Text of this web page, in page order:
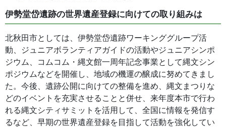
伊勢堂岱遺跡の世界遺産登録に向けての取り組みは
北秋田市としては、伊勢堂岱遺跡ワーキンググループ活
動、ジュニアボランティアガイドの活動やジュニアシンポ
ジウム、コムコム・縄文館一周年記念事業として縄文シン
ポジウムなどを開催し、地域の機運の醸成に努めてきまし
た。今後、遺跡公開に向けての整備を進め、縄文まつりな
どのイベントを充実させることと併せ、来年度本市で行わ
れる縄文シティサミットを活用して、全国に情報を発信す
るなど、早期の世界遺産登録を目指して活動を強化してい